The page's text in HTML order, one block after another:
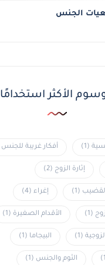
الجنس
الأكثر استخدامًا
(1) أفكار غريبة للجنس
إثارة الزوج (2)
(1) إغراء (4)
(1) الأقدام الصغيرة (1)
(1) البيجاما (1)
الثوم والجنس (1)